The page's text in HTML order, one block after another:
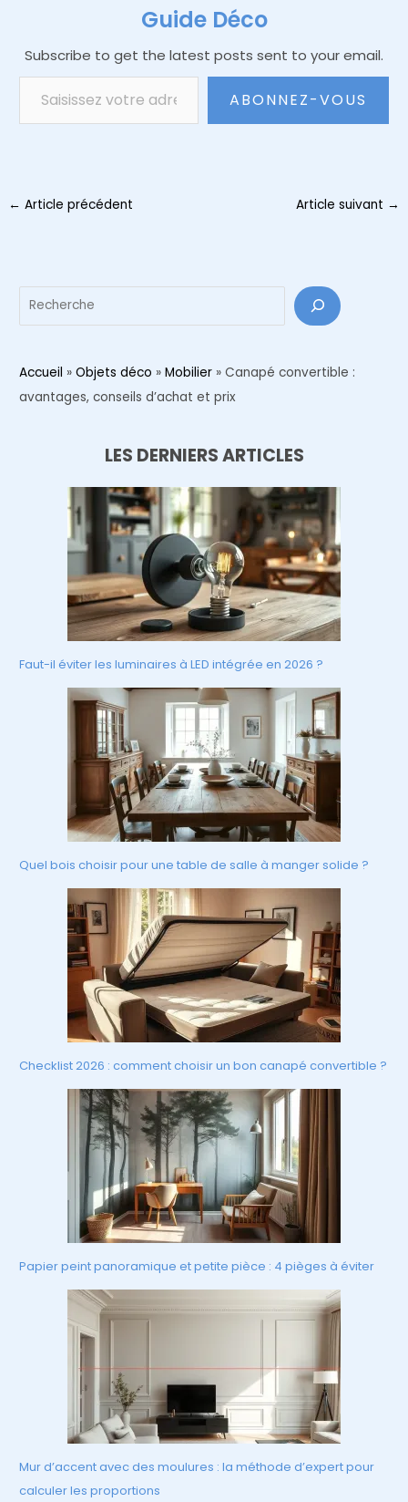
Guide Déco
Subscribe to get the latest posts sent to your email.
Saisissez votre adresse e-mail…
ABONNEZ-VOUS
Navigation
← Article précédent Article suivant →
Accueil » Objets déco » Mobilier » Canapé convertible :
avantages, conseils d’achat et prix
LES DERNIERS ARTICLES
Faut-il éviter les luminaires à LED intégrée en 2026 ?
Quel bois choisir pour une table de salle à manger solide ?
Checklist 2026 : comment choisir un bon canapé convertible ?
Papier peint panoramique et petite pièce : 4 pièges à éviter
Mur d’accent avec des moulures : la méthode d’expert pour
calculer les proportions